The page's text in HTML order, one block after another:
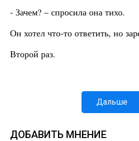
- Зачем? – спросила она тихо.
Он хотел что-то ответить, но
Второй раз.
Дальше
ДОБАВИТЬ МНЕНИЕ